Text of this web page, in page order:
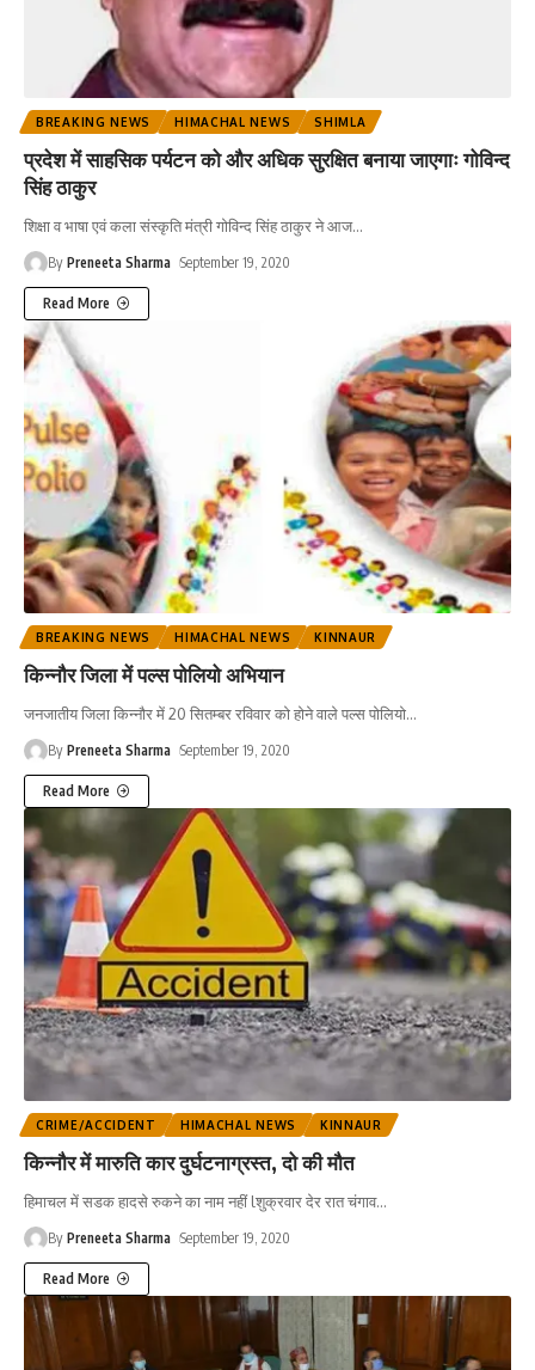
BREAKING NEWS HIMACHAL NEWS SHIMLA
प्रदेश में साहसिक पर्यटन को और अधिक सुरक्षित बनाया जाएगाः गोविन्द
सिंह ठाकुर
शिक्षा व भाषा एवं कला संस्कृति मंत्री गोविन्द सिंह ठाकुर ने आज…
By Preneeta Sharma September 19, 2020
Read More
BREAKING NEWS HIMACHAL NEWS KINNAUR
किन्नौर जिला में पल्स पोलियो अभियान
जनजातीय जिला किन्नौर में 20 सितम्बर रविवार को होने वाले पल्स पोलियो…
By Preneeta Sharma September 19, 2020
Read More
CRIME/ACCIDENT HIMACHAL NEWS KINNAUR
किन्नौर में मारुति कार दुर्घटनाग्रस्त, दो की मौत
हिमाचल में सडक हादसे रुकने का नाम नहीं lशुक्रवार देर रात चंगाव…
By Preneeta Sharma September 19, 2020
Read More